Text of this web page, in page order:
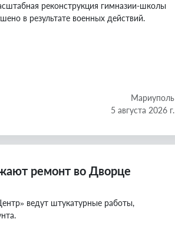
реконструкция гимназии-школы
в результате военных действий.
Мариуполь
5 августа 2026 г.
ремонт во Дворце
ведут штукатурные работы,